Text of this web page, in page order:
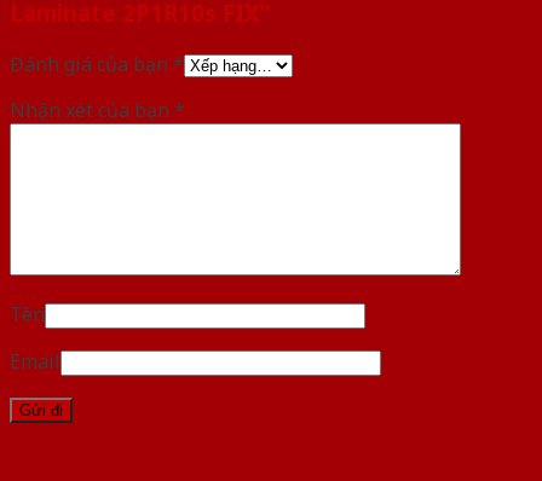
Laminate 2P1R10s FIX”
Đánh giá của bạn *
Nhận xét của bạn *
Tên
Email